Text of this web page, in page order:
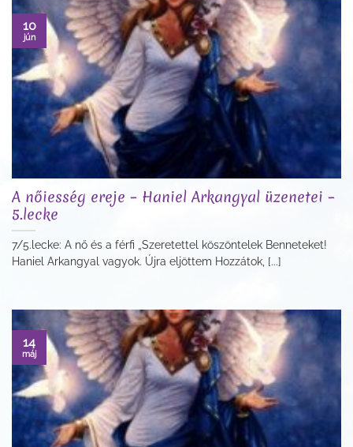
A nőiesség ereje – Haniel Arkangyal üzenetei –
5.lecke
7/5.lecke: A nő és a férfi „Szeretettel köszöntelek Benneteket!
Haniel Arkangyal vagyok. Újra eljöttem Hozzátok, [...]
10
jún
14
máj